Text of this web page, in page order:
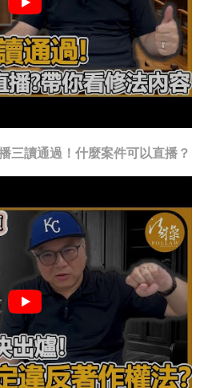
三讀通過！什麼案件可以直播？